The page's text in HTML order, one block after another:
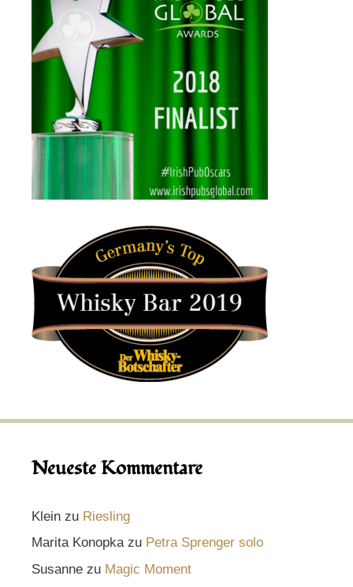
Neueste Kommentare
Klein zu Riesling
Marita Konopkazu Petra Sprenger solo
Susanne zu Magic Moment